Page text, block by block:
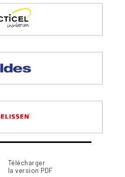
Télécharger
la version PDF